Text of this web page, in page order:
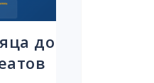
до